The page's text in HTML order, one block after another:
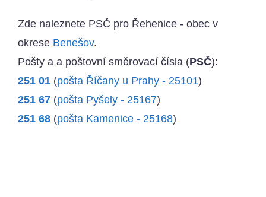
Zde naleznete PSČ pro Řehenice - obec v
okrese Benešov.
Pošty a a poštovní směrovací čísla (PSČ):
251 01 (pošta Říčany u Prahy - 25101)
251 67 (pošta Pyšely - 25167)
251 68 (pošta Kamenice - 25168)